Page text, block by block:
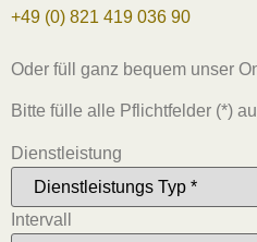
+49 (0) 821 419 036 90
Oder füll ganz bequem unser
Bitte fülle alle Pflichtfelder (*)
Dienstleistung
Intervall